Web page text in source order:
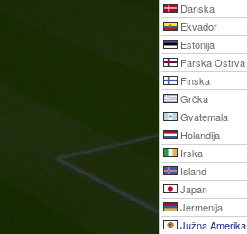
Danska
Ekvador
Estonija
Farska Ostrva
Finska
Grčka
Gvatemala
Holandija
Irska
Island
Japan
Jermenija
Južna Amerika